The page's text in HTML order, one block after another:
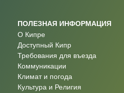
ПОЛЕЗНАЯ ИНФОРМАЦИЯ
О Кипре
Доступный Кипр
Требования для въезда
Коммуникации
Климат и погода
Культура и Религия